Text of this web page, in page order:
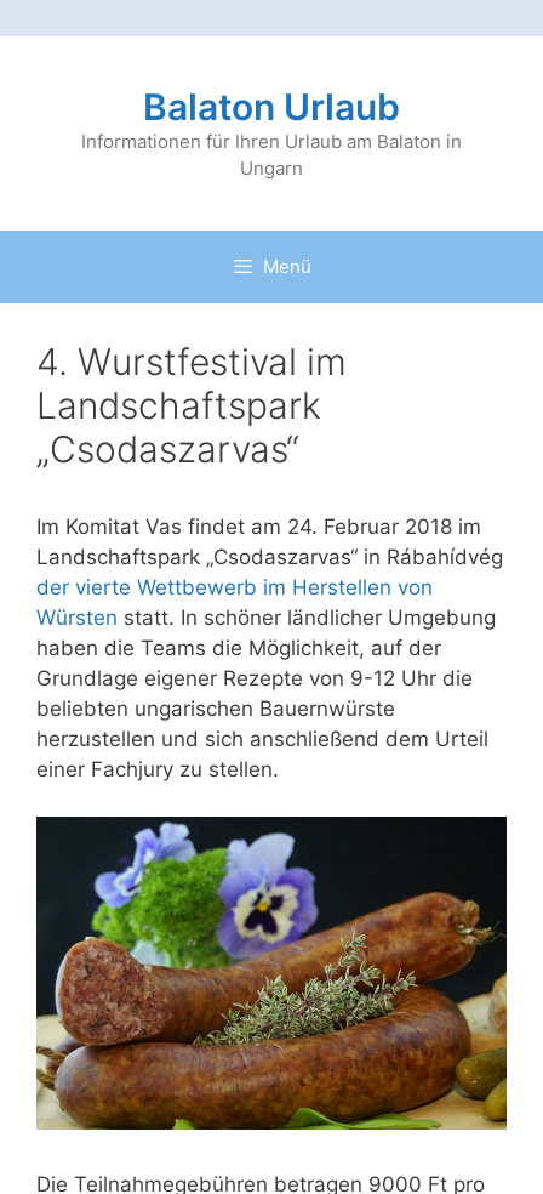
Balaton Urlaub
Informationen für Ihren Urlaub am Balaton in
Ungarn
Menü
4. Wurstfestival im
Landschaftspark
„Csodaszarvas“
Im Komitat Vas findet am 24. Februar 2018 im
Landschaftspark „Csodaszarvas“ in Rábahídvég
der vierte Wettbewerb im Herstellen von
Würsten statt. In schöner ländlicher Umgebung
haben die Teams die Möglichkeit, auf der
Grundlage eigener Rezepte von 9-12 Uhr die
beliebten ungarischen Bauernwürste
herzustellen und sich anschließend dem Urteil
einer Fachjury zu stellen.
Die Teilnahmegebühren betragen 9000 Ft pro